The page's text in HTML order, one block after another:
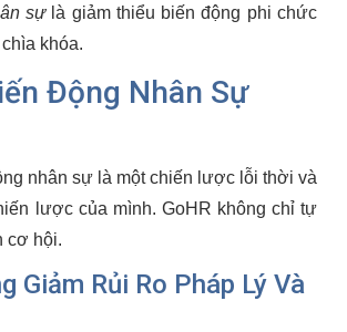
sựlà giảm thiểu biến động phi chức
khóa.
Động Nhân Sự
nhân sự là một chiến lược lỗi thời và
lược của mình. GoHR không chỉ tự
cơ hội.
Giảm Rủi Ro Pháp Lý Và